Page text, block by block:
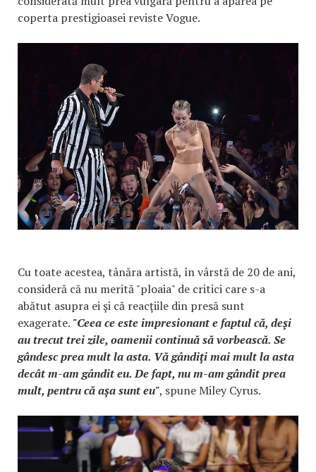
coperta prestigioasei reviste Vogue.
Cu toate acestea, tânăra artistă, în vârstă de 20 de ani,
consideră că nu merită "ploaia" de critici care s-a
abătut asupra ei şi că reacţiile din presă sunt
exagerate. "Ceea ce este impresionant e faptul că, deşi
au trecut trei zile, oamenii continuă să vorbească. Se
gândesc prea mult la asta. Vă gândiţi mai mult la asta
decât m-am gândit eu. De fapt, nu m-am gândit prea
mult, pentru că aşa sunt eu", spune Miley Cyrus.